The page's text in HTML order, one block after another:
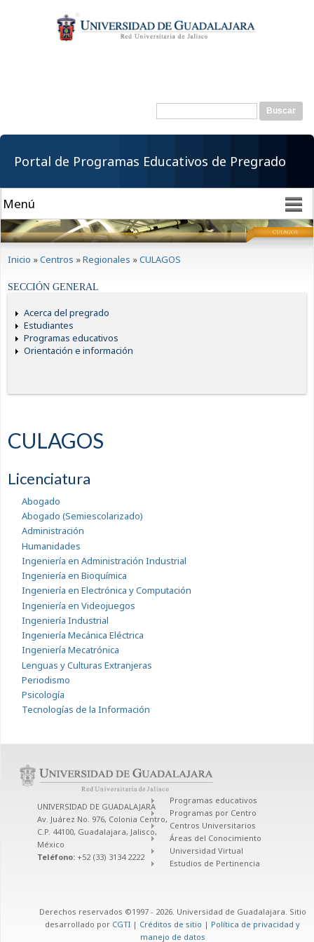
contenido
principal
Formulario de
Buscar
Portal de Programas Educativos de Pregrado
Inicio »Centros »Regionales »CULAGOS
SECCIÓN GENERAL
Acerca del pregrado
Estudiantes
Programas educativos
Orientación e información
CULAGOS
Licenciatura
Abogado
Abogado (Semiescolarizado)
Administración
Humanidades
Ingeniería en Administración Industrial
Ingeniería en Bioquímica
Ingeniería en Electrónica y Computación
Ingeniería en Videojuegos
Ingeniería Industrial
Ingeniería Mecánica Eléctrica
Ingeniería Mecatrónica
Lenguas y Culturas Extranjeras
Periodismo
Psicología
Tecnologías de la Información
UNIVERSIDAD DE GUADALAJARA
Av. Juárez No. 976, Colonia Centro,
C.P. 44100, Guadalajara, Jalisco,
México
Teléfono: +52 (33) 3134 2222
Programas educativos
Programas por Centro
Centros Universitarios
Áreas del Conocimiento
Universidad Virtual
Estudios de Pertinencia
Derechos reservados ©1997 - 2026. Universidad de Guadalajara. Sitio
desarrollado por CGTI | Créditos de sitio | Política de privacidad y
manejo de datos